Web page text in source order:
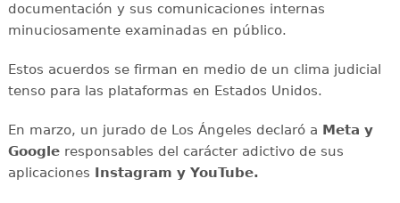
documentación y sus comunicaciones internas
minuciosamente examinadas en público.
Estos acuerdos se firman en medio de un clima judicial
tenso para las plataformas en Estados Unidos.
En marzo, un jurado de Los Ángeles declaró a Meta y
Googleresponsables del carácter adictivo de sus
aplicaciones Instagram y YouTube.